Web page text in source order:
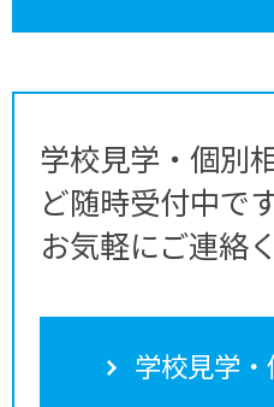
学校見学・個別
ど随時受付中で
お気軽にご連絡
学校見学